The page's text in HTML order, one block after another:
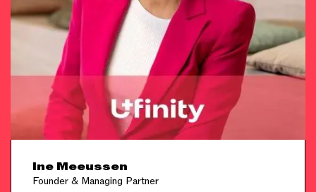
Ine Meeussen
Founder & Managing Partner